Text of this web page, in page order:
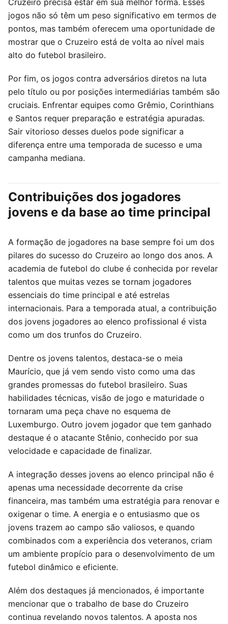
jogos não só têm um peso significativo em termos de
pontos, mas também oferecem uma oportunidade de
mostrar que o Cruzeiro está de volta ao nível mais
alto do futebol brasileiro.
Por fim, os jogos contra adversários diretos na luta
pelo título ou por posições intermediárias também são
cruciais. Enfrentar equipes como Grêmio, Corinthians
e Santos requer preparação e estratégia apuradas.
Sair vitorioso desses duelos pode significar a
diferença entre uma temporada de sucesso e uma
campanha mediana.
Contribuições dos jogadores
jovens e da base ao time principal
A formação de jogadores na base sempre foi um dos
pilares do sucesso do Cruzeiro ao longo dos anos. A
academia de futebol do clube é conhecida por revelar
talentos que muitas vezes se tornam jogadores
essenciais do time principal e até estrelas
internacionais. Para a temporada atual, a contribuição
dos jovens jogadores ao elenco profissional é vista
como um dos trunfos do Cruzeiro.
Dentre os jovens talentos, destaca-se o meia
Maurício, que já vem sendo visto como uma das
grandes promessas do futebol brasileiro. Suas
habilidades técnicas, visão de jogo e maturidade o
tornaram uma peça chave no esquema de
Luxemburgo. Outro jovem jogador que tem ganhado
destaque é o atacante Stênio, conhecido por sua
velocidade e capacidade de finalizar.
A integração desses jovens ao elenco principal não é
apenas uma necessidade decorrente da crise
financeira, mas também uma estratégia para renovar e
oxigenar o time. A energia e o entusiasmo que os
jovens trazem ao campo são valiosos, e quando
combinados com a experiência dos veteranos, criam
um ambiente propício para o desenvolvimento de um
futebol dinâmico e eficiente.
Além dos destaques já mencionados, é importante
mencionar que o trabalho de base do Cruzeiro
continua revelando novos talentos. A aposta nos